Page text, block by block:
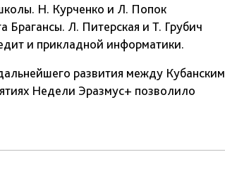
Н. Курченко и Л. Попок
Брагансы. Л. Питерская и Т. Грубич
и прикладной информатики.
развития между Кубанским
Недели Эразмус+ позволило